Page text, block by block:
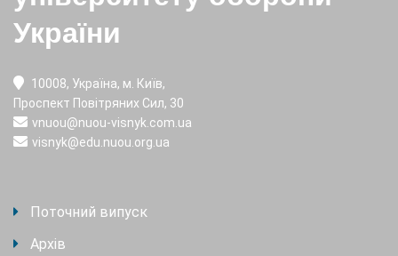
України
10008, Україна, м. Київ,
Проспект Повітряних Сил, 30
vnuou@nuou-visnyk.com.ua
visnyk@edu.nuou.org.ua
Поточний випуск
Архів